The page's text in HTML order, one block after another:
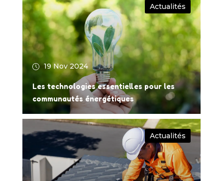
Actualités
19 Nov 2024
Les technologies essentielles pour les
communautés énergétiques
Actualités